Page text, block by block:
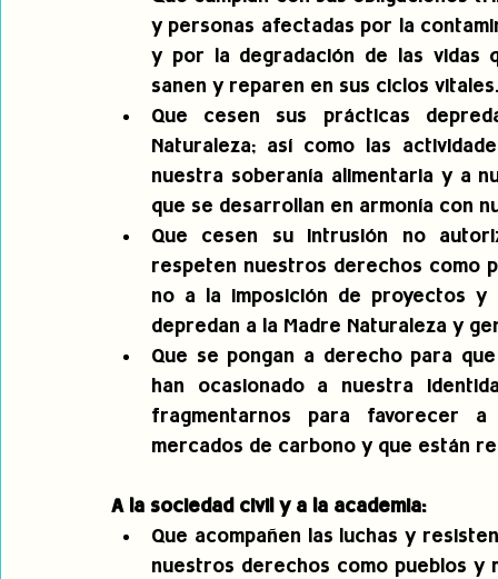
y personas afectadas por la
y por la degradación de las vidas
sanen y reparen en sus ciclos vitales.
Que cesen sus prácticas
Naturaleza; así como las
nuestra soberanía alimentaria y a
que se desarrollan en armonía con
Que cesen su intrusión no
respeten nuestros derechos como
no a la imposición de proyectos
depredan a la Madre Naturaleza y
Que se pongan a derecho para
han ocasionado a nuestra
fragmentarnos para favorecer
mercados de carbono y que están
A la sociedad civil y a la academia:
Que acompañen las luchas y
nuestros derechos como pueblos y